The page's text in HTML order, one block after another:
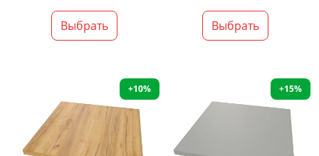
Выбрать Выбрать
+10% +15%